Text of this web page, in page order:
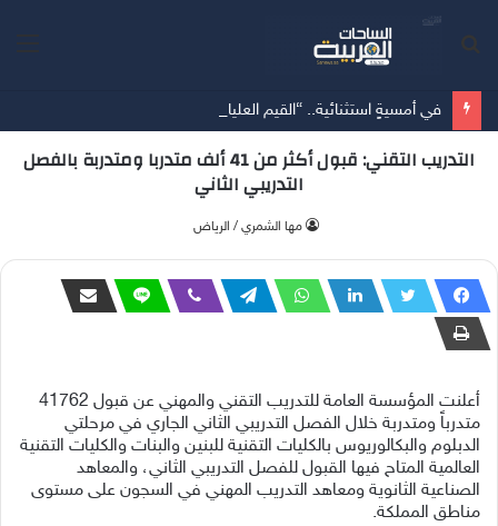
التدريب التقني: قبول أكثر من 41 ألف متدربا ومتدربة بالفصل
التدريبي الثاني
‫مها الشمري / الرياض
أعلنت المؤسسة العامة للتدريب التقني والمهني عن قبول 41762
متدرباً ومتدربة خلال الفصل التدريبي الثاني الجاري في مرحلتي
الدبلوم والبكالوريوس بالكليات التقنية للبنين والبنات والكليات التقنية
العالمية المتاح فيها القبول للفصل التدريبي الثاني، والمعاهد
الصناعية الثانوية ومعاهد التدريب المهني في السجون على مستوى
مناطق المملكة.